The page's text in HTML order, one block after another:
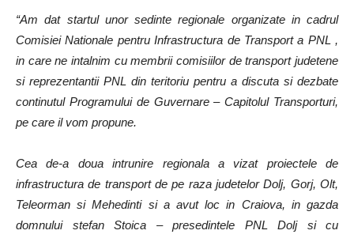
“Am dat startul unor sedinte regionale organizate in cadrul
Comisiei Nationale pentru Infrastructura de Transport a PNL ,
in care ne intalnim cu membrii comisiilor de transport judetene
si reprezentantii PNL din teritoriu pentru a discuta si dezbate
continutul Programului de Guvernare – Capitolul Transporturi,
pe care il vom propune.
Cea de-a doua intrunire regionala a vizat proiectele de
infrastructura de transport de pe raza judetelor Dolj, Gorj, Olt,
Teleorman si Mehedinti si a avut loc in Craiova, in gazda
domnului stefan Stoica – presedintele PNL Dolj si cu